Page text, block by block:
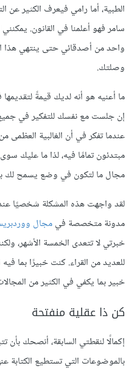
الطبية، أما رامي فيعرف الكثير عن
سامر فهو أعلمنا في القانون.
واحد من أصدقائي حتى ينتهي هذا
وصلتك.
ما أعنيه هو أنه لديك قيمةً
إن جلست مع نفسك للتفكير في
عندما تفكر في أن الغالبية
مبتدئون تمامًا فيه، لذا ما عليك
مجال ما لتكون في وضع يسمح لك
لقد واجهت هذه المشكلة شخصيًا
مدونة متخصصة فيمجال
خبرتي لا تتعدى الخمسة الأشهر،
للعديد من القراء. كنت خبيرًا بما
خبير بما يكفي في الكثير من
كن ذا عقلية منفتحة
إكمالًا لنقطتي السابقة، أنصحك بأن
بالموضوعات التي تستطيع الكتابة